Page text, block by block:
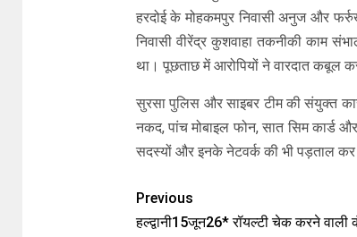
हरदोई के मोहकमपुर निवासी अनुज और
निवासी वीरेंद्र कुशवाहा तकनीकी काम
था। पूछताछ में आरोपियों ने वारदात कबूल
सुरसा पुलिस और साइबर टीम की संयुक्त
नकद, पांच मोबाइल फोन, सात सिम कार्ड
सदस्यों और इनके नेटवर्क की भी पड़ताल कर
Previous
हल्द्वानी15जून26* रॉयल्टी चेक करने वाली